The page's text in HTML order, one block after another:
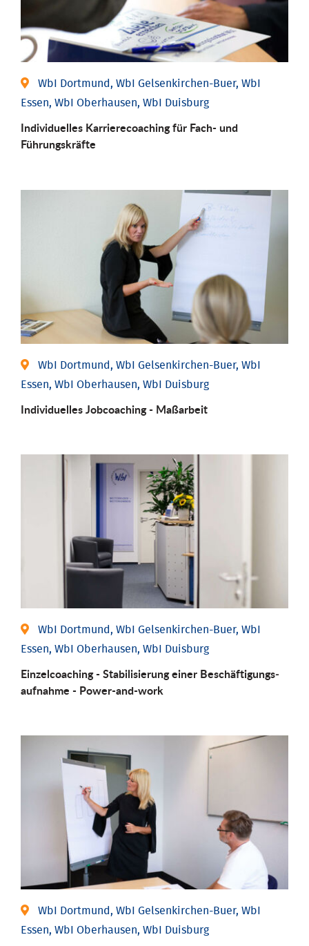
WbI Dortmund, WbI Gelsenkirchen-Buer, WbI
Essen, WbI Oberhausen, WbI Duisburg
Individu­elles Karrierecoaching für Fach-­ und
Führungs­kräfte
WbI Dortmund, WbI Gelsenkirchen-Buer, WbI
Essen, WbI Oberhausen, WbI Duisburg
Individu­elles Job­coaching - Maßarbeit
WbI Dortmund, WbI Gelsenkirchen-Buer, WbI
Essen, WbI Oberhausen, WbI Duisburg
Einzel­coaching - Stabili­sierung einer Be­schäftigungs­
aufnahme - Power-and-work
WbI Dortmund, WbI Gelsenkirchen-Buer, WbI
Essen, WbI Oberhausen, WbI Duisburg